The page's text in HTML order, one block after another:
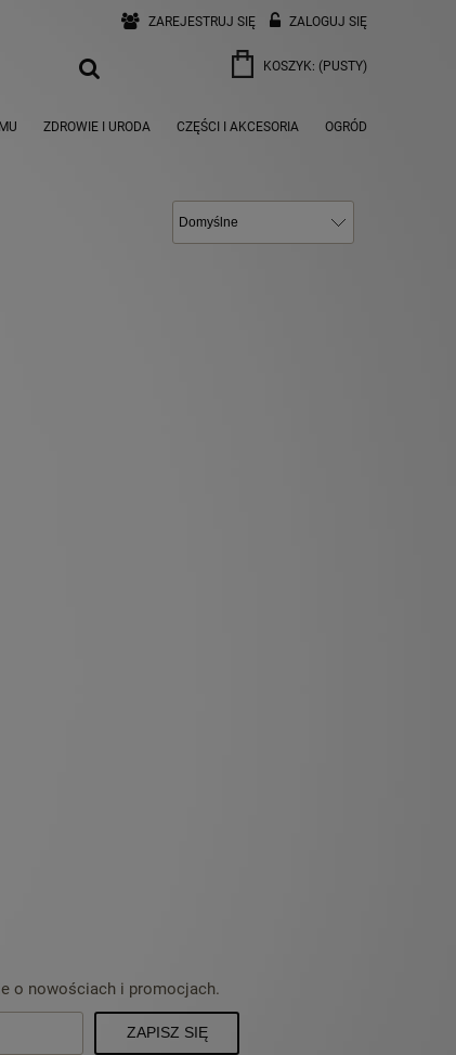
ZAREJESTRUJ SIĘ ZALOGUJ SIĘ
KOSZYK: (PUSTY)
ZDROWIE I URODA CZĘŚCI I AKCESORIA OGRÓD
o nowościach i promocjach.
ZAPISZ SIĘ